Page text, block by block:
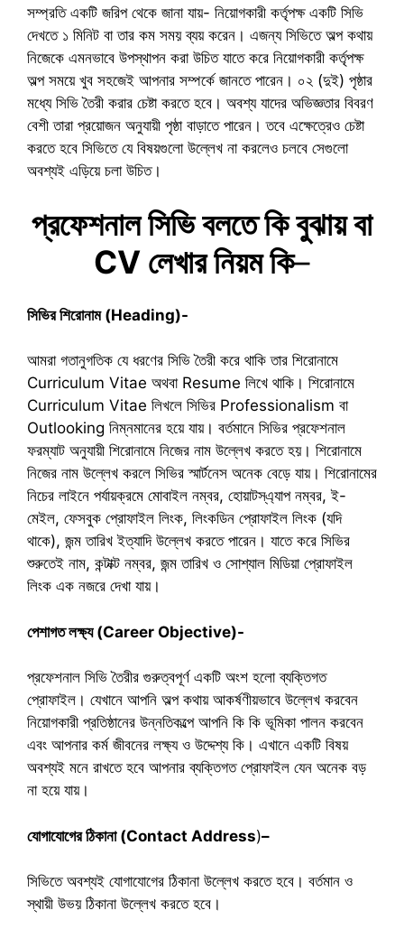
সম্প্রতি একটি জরিপ থেকে জানা যায়- নিয়োগকারী কর্তৃপক্ষ একটি সিভি
দেখতে ১ মিনিট বা তার কম সময় ব্যয় করেন। এজন্য সিভিতে অল্প কথায়
নিজেকে এমনভাবে উপস্থাপন করা উচিত যাতে করে নিয়োগকারী কর্তৃপক্ষ
অল্প সময়ে খুব সহজেই আপনার সম্পর্কে জানতে পারেন। ০২ (দুই) পৃষ্ঠার
মধ্যে সিভি তৈরী করার চেষ্টা করতে হবে। অবশ্য যাদের অভিজ্ঞতার বিবরণ
বেশী তারা প্রয়োজন অনুযায়ী পৃষ্ঠা বাড়াতে পারেন। তবে এক্ষেত্রেও চেষ্টা
করতে হবে সিভিতে যে বিষয়গুলো উল্লেখ না করলেও চলবে সেগুলো
অবশ্যই এড়িয়ে চলা উচিত।
প্রফেশনাল সিভি বলতে কি বুঝায় বা
CV লেখার নিয়ম কি–
সিভির শিরোনাম (Heading)-
আমরা গতানুগতিক যে ধরণের সিভি তৈরী করে থাকি তার শিরোনামে
Curriculum Vitae অথবা Resume লিখে থাকি। শিরোনামে
Curriculum Vitae লিখলে সিভির Professionalism বা
Outlooking নিম্নমানের হয়ে যায়। বর্তমানে সিভির প্রফেশনাল
ফরম্যাট অনুযায়ী শিরোনামে নিজের নাম উল্লেখ করতে হয়। শিরোনামে
নিজের নাম উল্লেখ করলে সিভির স্মার্টনেস অনেক বেড়ে যায়। শিরোনামের
নিচের লাইনে পর্যায়ক্রমে মোবাইল নম্বর, হোয়াটস্এ্যাপ নম্বর, ই-
মেইল, ফেসবুক প্রোফাইল লিংক, লিংকডিন প্রোফাইল লিংক (যদি
থাকে), জন্ম তারিখ ইত্যাদি উল্লেখ করতে পারেন। যাতে করে সিভির
শুরুতেই নাম, কন্টাক্ট নম্বর, জন্ম তারিখ ও সোশ্যাল মিডিয়া প্রোফাইল
লিংক এক নজরে দেখা যায়।
পেশাগত লক্ষ্য (Career Objective)-
প্রফেশনাল সিভি তৈরীর গুরুত্বপূর্ণ একটি অংশ হলো ব্যক্তিগত
প্রোফাইল। যেখানে আপনি অল্প কথায় আকর্ষণীয়ভাবে উল্লেখ করবেন
নিয়োগকারী প্রতিষ্ঠানের উন্নতিকল্পে আপনি কি কি ভূমিকা পালন করবেন
এবং আপনার কর্ম জীবনের লক্ষ্য ও উদ্দেশ্য কি। এখানে একটি বিষয়
অবশ্যই মনে রাখতে হবে আপনার ব্যক্তিগত প্রোফাইল যেন অনেক বড়
না হয়ে যায়।
যোগাযোগের ঠিকানা (Contact Address)–
সিভিতে অবশ্যই যোগাযোগের ঠিকানা উল্লেখ করতে হবে। বর্তমান ও
স্থায়ী উভয় ঠিকানা উল্লেখ করতে হবে।